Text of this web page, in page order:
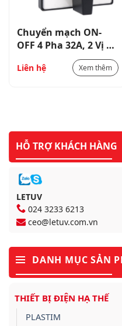
Chuyển mạch ON-
OFF 4 Pha 32A, 2 Vị trí
0-I , Lắp mặt cánh
GX3292U
Liên hệ Xem thêm
HỖ TRỢ KHÁCH HÀNG
LETUV
024 3233 6213
ceo@letuv.com.vn
DANH MỤC SẢN
THIẾT BỊ ĐIỆN HẠ THẾ
PLASTIM